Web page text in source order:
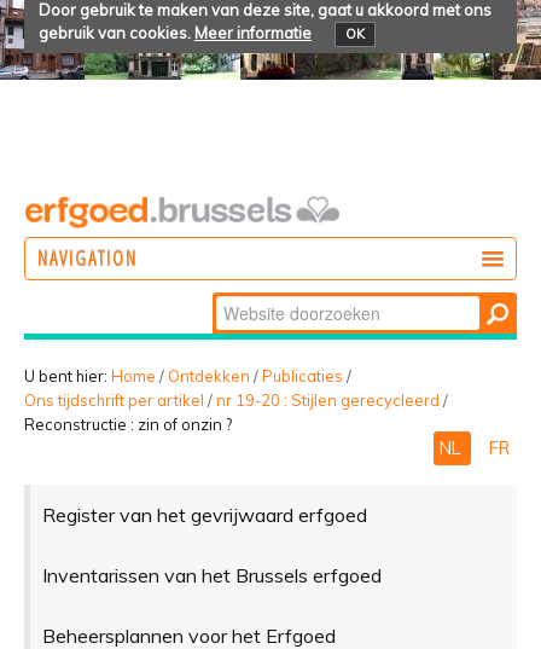
Door gebruik te maken van deze site, gaat u akkoord met ons
gebruik van cookies. Meer informatie OK
NAVIGATION
BELEVEN
Zoek
Geavanceerd
zoeken...
U bent hier: Home / Ontdekken /Publicaties /
Ons tijdschrift per artikel /nr 19-20 : Stijlen gerecycleerd /
Reconstructie : zin of onzin ?
NL FR
Register van het gevrijwaard erfgoed
Inventarissen van het Brussels erfgoed
Beheersplannen voor het Erfgoed